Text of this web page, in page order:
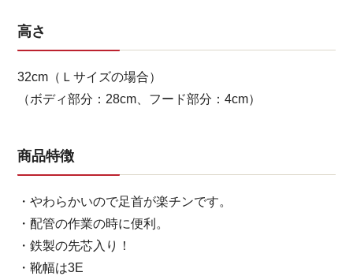
高さ
32cm（Ｌサイズの場合）
（ボディ部分：28cm、フード部分：4cm）
商品特徴
・やわらかいので足首が楽チンです。
・配管の作業の時に便利。
・鉄製の先芯入り！
・靴幅は3E